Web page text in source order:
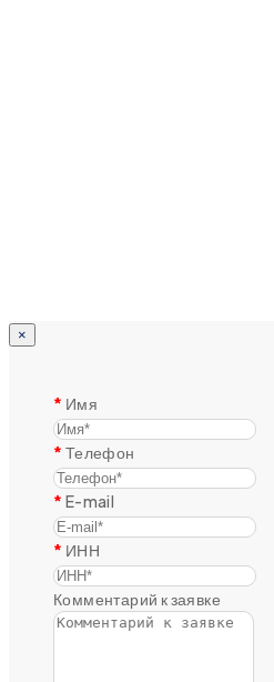
×
Имя
Телефон
E-mail
ИНН
Комментарий к заявке